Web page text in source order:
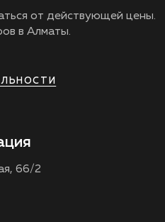
от действующей цены.
в Алматы.
66/2